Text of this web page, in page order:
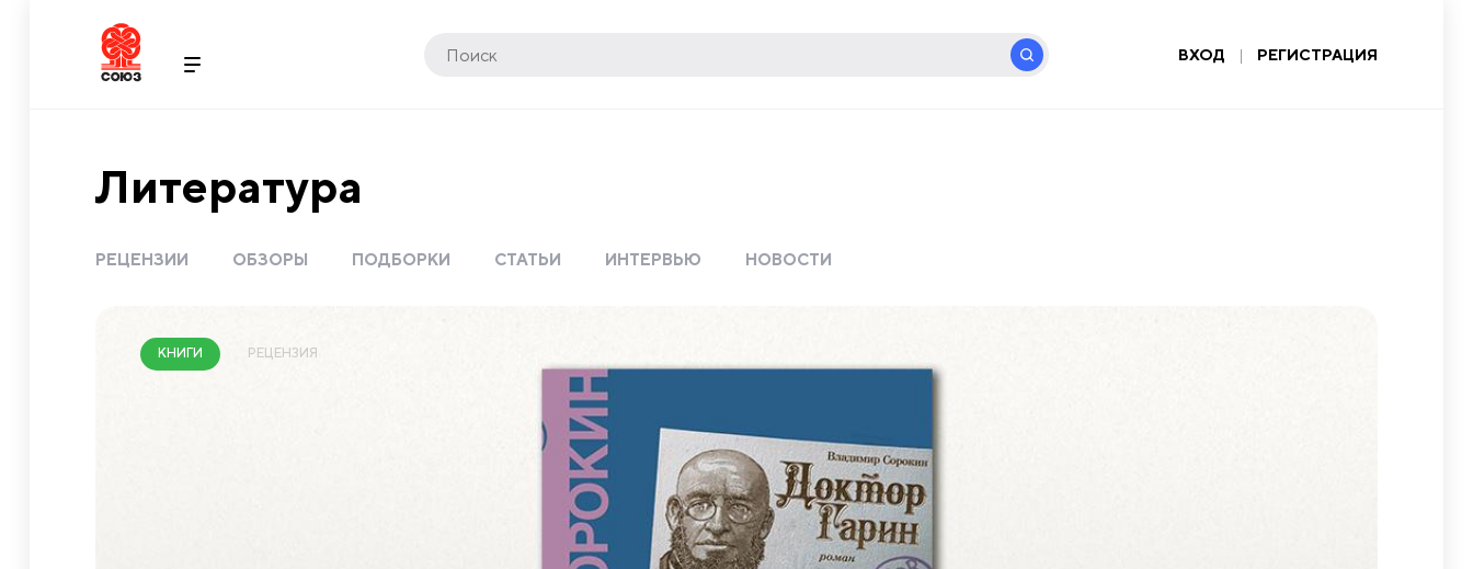
ВХОД | РЕГИСТРАЦИЯ
Литература
РЕЦЕНЗИИ ОБЗОРЫ ПОДБОРКИ СТАТЬИ ИНТЕРВЬЮ НОВОСТИ
КНИГИ РЕЦЕНЗИЯ